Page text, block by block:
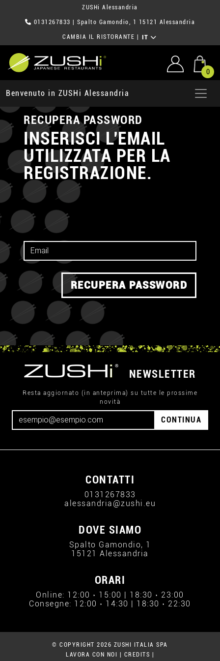
ZUSHi Alessandria
0131267833 | Spalto Gamondio, 1 15121 Alessandria
CAMBIA IL RISTORANTE IT
0
Benvenuto in ZUSHi Alessandria
RECUPERA PASSWORD
INSERISCI L'EMAIL
UTILIZZATA PER LA
REGISTRAZIONE.
RECUPERA PASSWORD
NEWSLETTER
Resta aggiornato (in anteprima) su tutte le prossime
novità
CONTINUA
CONTATTI
0131267833
alessandria@zushi.eu
DOVE SIAMO
Spalto Gamondio, 1
15121 Alessandria
ORARI
Online: 12:00 › 15:00 | 18:30 › 23:00
Consegne: 12:00 › 14:30 | 18:30 › 22:30
© COPYRIGHT 2026 ZUSHI ITALIA SPA
LAVORA CON NOI
CREDITS